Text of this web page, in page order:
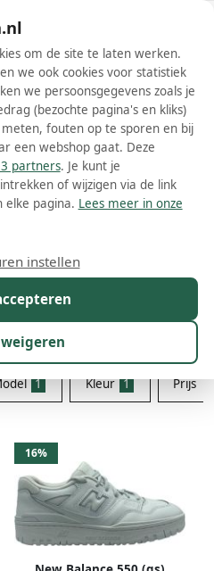
Wis filters Alle filters
550
zijn een stijlvolle en
basketbalschoenen uit de
esthetiek met moderne
is een schoen die zowel op als
maakt.
1 Kleur 1 Prijs
16%
om de site te laten werken.
we ook cookies voor statistiek
we persoonsgegevens zoals je
(bezochte pagina's en kliks)
fouten op te sporen en bij
een webshop gaat. Deze
partners. Je kunt je
of wijzigen via de link
elke pagina. Lees meer in onze
instellen